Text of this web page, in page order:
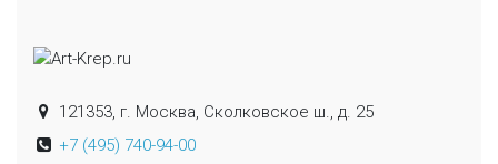
121353, г. Москва, Сколковское ш., д. 25
+7 (495) 740-94-00